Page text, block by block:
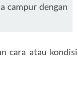
campur dengan
cara atau kondisi